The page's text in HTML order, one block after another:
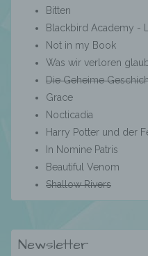
Bitten
Blackbird Academy -
Not in my Book
Was wir verloren
Die Geheime
Grace
Nocticadia
Harry Potter und der
In Nomine Patris
Beautiful Venom
Shallow Rivers
Newsletter
f)
auf welche die
ohne
Informationen
können, sofern
Informationen
und technischen
Maßnahmen